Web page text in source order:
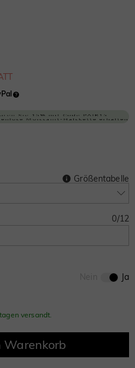
Größentabelle
0/12
Ja
versandt.
Warenkorb